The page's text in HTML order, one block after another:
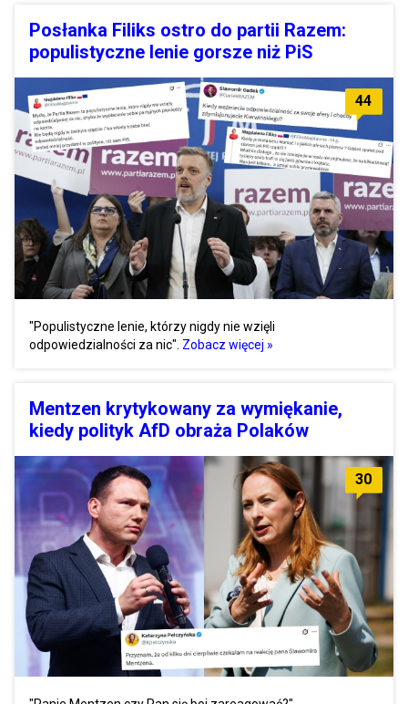
Posłanka Filiks ostro do partii Razem:
populistyczne lenie gorsze niż PiS
44
"Populistyczne lenie, którzy nigdy nie wzięli
odpowiedzialności za nic". Zobacz więcej »
Mentzen krytykowany za wymiękanie,
kiedy polityk AfD obraża Polaków
30